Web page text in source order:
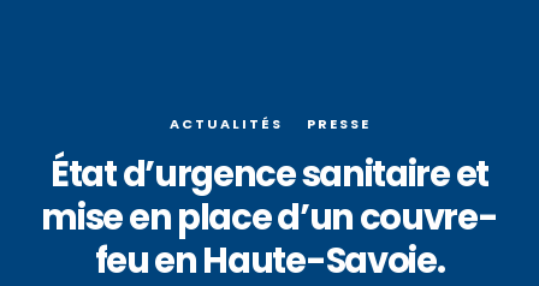
ACTUALITÉS PRESSE
État d’urgence sanitaire et
mise en place d’un couvre-
feu en Haute-Savoie.